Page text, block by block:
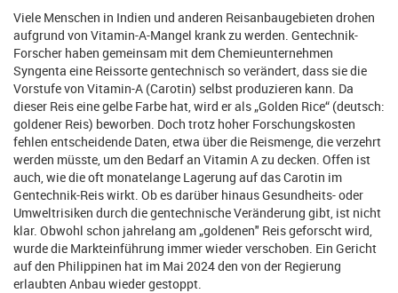
Viele Menschen in Indien und anderen Reisanbaugebieten drohen
aufgrund von Vitamin-A-Mangel krank zu werden. Gentechnik-
Forscher haben gemeinsam mit dem Chemieunternehmen
Syngenta eine Reissorte gentechnisch so verändert, dass sie die
Vorstufe von Vitamin-A (Carotin) selbst produzieren kann. Da
dieser Reis eine gelbe Farbe hat, wird er als „Golden Rice“ (deutsch:
goldener Reis) beworben. Doch trotz hoher Forschungskosten
fehlen entscheidende Daten, etwa über die Reismenge, die verzehrt
werden müsste, um den Bedarf an Vitamin A zu decken. Offen ist
auch, wie die oft monatelange Lagerung auf das Carotin im
Gentechnik-Reis wirkt. Ob es darüber hinaus Gesundheits- oder
Umweltrisiken durch die gentechnische Veränderung gibt, ist nicht
klar. Obwohl schon jahrelang am „goldenen" Reis geforscht wird,
wurde die Markteinführung immer wieder verschoben. Ein Gericht
auf den Philippinen hat im Mai 2024 den von der Regierung
erlaubten Anbau wieder gestoppt.